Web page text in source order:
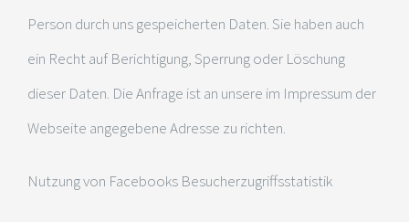
Person durch uns gespeicherten Daten. Sie haben auch
ein Recht auf Berichtigung, Sperrung oder Löschung
dieser Daten. Die Anfrage ist an unsere im Impressum der
Webseite angegebene Adresse zu richten.
Nutzung von Facebooks Besucherzugriffsstatistik